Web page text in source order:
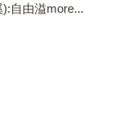
自由溢more...